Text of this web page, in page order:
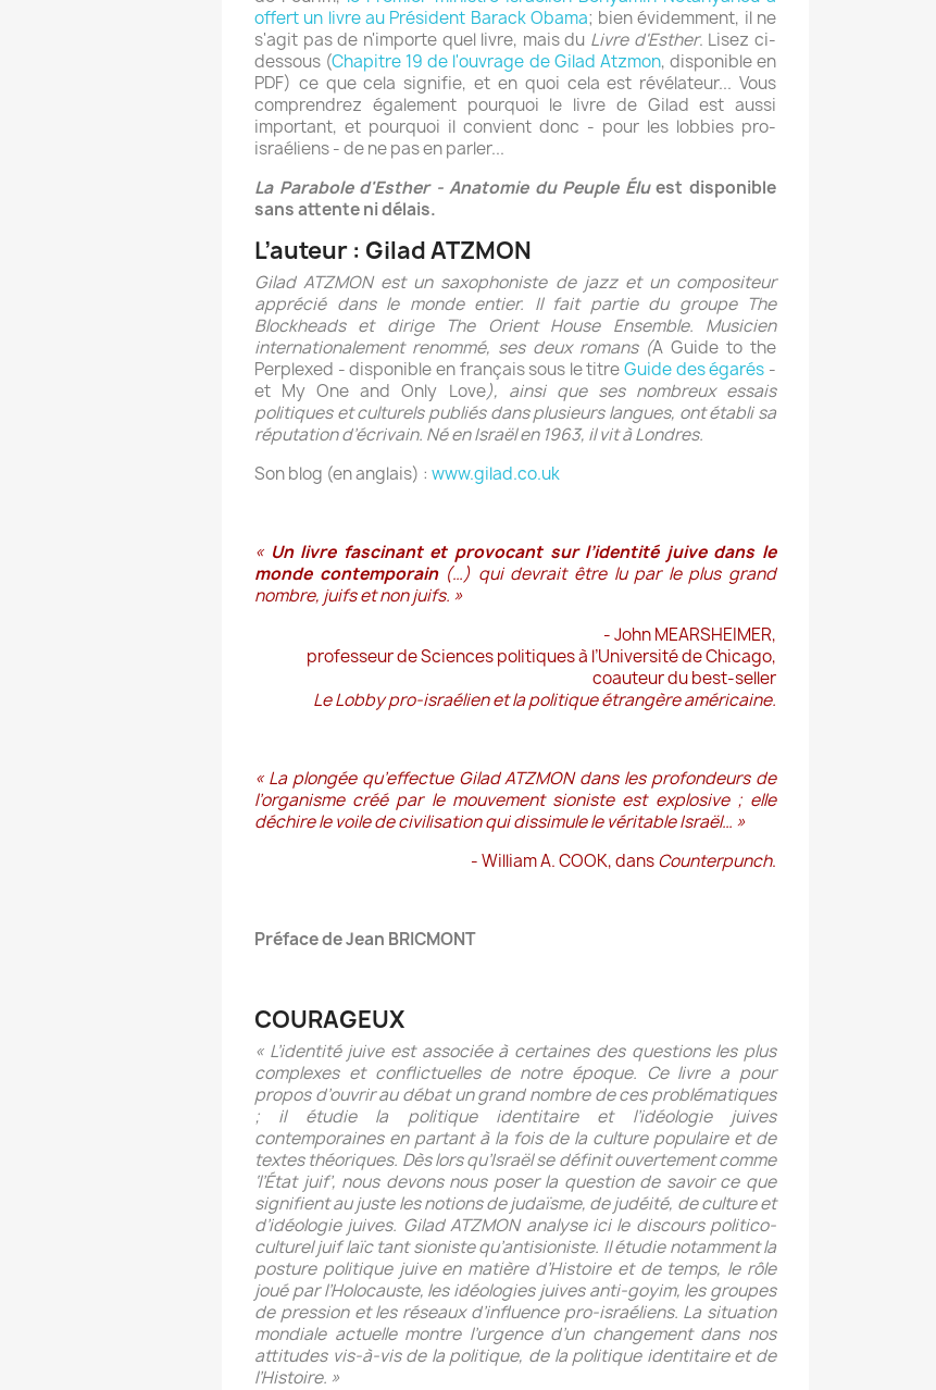
offert un livre au Président Barack Obama; bien évidemment, il ne
s'agit pas de n'importe quel livre, mais du Livre d'Esther. Lisez ci-
dessous (Chapitre 19 de l'ouvrage de Gilad Atzmon, disponible en
PDF) ce que cela signifie, et en quoi cela est révélateur... Vous
comprendrez également pourquoi le livre de Gilad est aussi
important, et pourquoi il convient donc - pour les lobbies pro-
israéliens - de ne pas en parler...
La Parabole d'Esther - Anatomie du Peuple Éluest disponible
sans attente ni délais.
L’auteur : Gilad ATZMON
Gilad ATZMON est un saxophoniste de jazz et un compositeur
apprécié dans le monde entier. Il fait partie du groupe The
Blockheads et dirige The Orient House Ensemble. Musicien
internationalement renommé, ses deux romans (A Guide to the
Perplexed - disponible en français sous le titreGuide des égarés -
et My One and Only Love), ainsi que ses nombreux essais
politiques et culturels publiés dans plusieurs langues, ont établi sa
réputation d’écrivain. Né en Israël en 1963, il vit à Londres.
Son blog (en anglais) : www.gilad.co.uk
« Un livre fascinant et provocant sur l’identité juive dans le
monde contemporain(…) qui devrait être lu par le plus grand
nombre, juifs et non juifs. »
- John MEARSHEIMER,
professeur de Sciences politiques à l’Université de Chicago,
coauteur du best-seller
Le Lobby pro-israélien et la politique étrangère américaine.
« La plongée qu’effectue Gilad ATZMON dans les profondeurs de
l’organisme créé par le mouvement sioniste est explosive ; elle
déchire le voile de civilisation qui dissimule le véritable Israël… »
- William A. COOK, dansCounterpunch.
Préface de Jean BRICMONT
COURAGEUX
« L’identité juive est associée à certaines des questions les plus
complexes et conflictuelles de notre époque. Ce livre a pour
propos d’ouvrir au débat un grand nombre de ces problématiques
; il étudie la politique identitaire et l’idéologie juives
contemporaines en partant à la fois de la culture populaire et de
textes théoriques. Dès lors qu’Israël se définit ouvertement comme
‘l’État juif’, nous devons nous poser la question de savoir ce que
signifient au juste les notions de judaïsme, de judéité, de culture et
d’idéologie juives. Gilad ATZMON analyse ici le discours politico-
culturel juif laïc tant sioniste qu’antisioniste. Il étudie notamment la
posture politique juive en matière d’Histoire et de temps, le rôle
joué par l’Holocauste, les idéologies juives anti-goyim, les groupes
de pression et les réseaux d’influence pro-israéliens. La situation
mondiale actuelle montre l’urgence d’un changement dans nos
attitudes vis-à-vis de la politique, de la politique identitaire et de
l’Histoire. »